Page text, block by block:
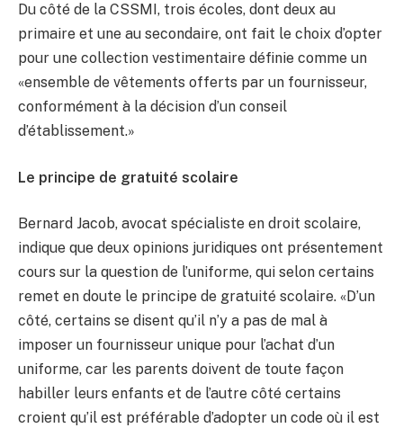
Du côté de la CSSMI, trois écoles, dont deux au
primaire et une au secondaire, ont fait le choix d’opter
pour une collection vestimentaire définie comme un
«ensemble de vêtements offerts par un fournisseur,
conformément à la décision d’un conseil
d’établissement.»
Le principe de gratuité scolaire
Bernard Jacob, avocat spécialiste en droit scolaire,
indique que deux opinions juridiques ont présentement
cours sur la question de l’uniforme, qui selon certains
remet en doute le principe de gratuité scolaire. «D’un
côté, certains se disent qu’il n’y a pas de mal à
imposer un fournisseur unique pour l’achat d’un
uniforme, car les parents doivent de toute façon
habiller leurs enfants et de l’autre côté certains
croient qu’il est préférable d’adopter un code où il est